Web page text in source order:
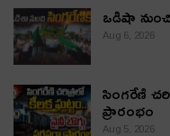
ఒడిషా
Aug 6, 2026
సింగరేణి
ప్రారంభం
Aug 5, 2026